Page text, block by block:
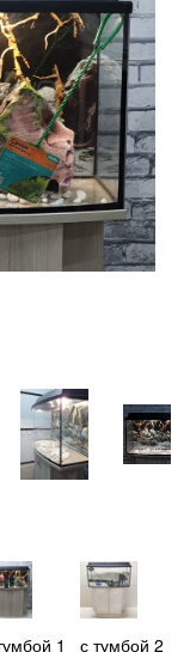
1 с тумбой 2